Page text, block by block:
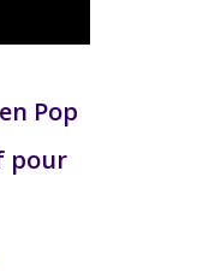
Pop
pour